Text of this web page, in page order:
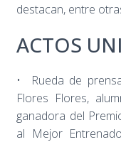
destacan, entre
ACTOS
• Rueda de
Flores Flores,
ganadora del
al Mejor